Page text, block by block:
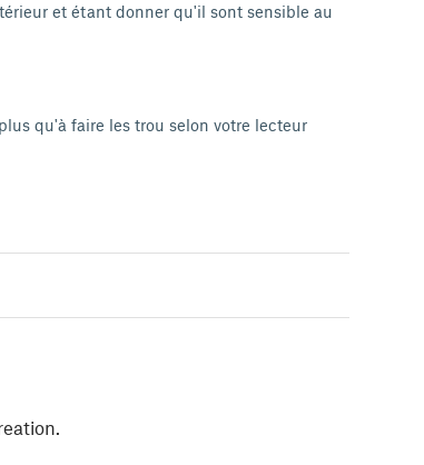
et étant donner qu'il sont sensible au
qu'à faire les trou selon votre lecteur